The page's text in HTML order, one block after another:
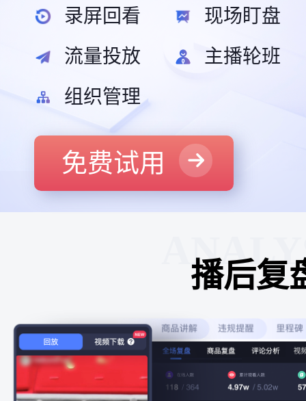
录屏回看
现场盯盘
流量投放
主播轮班
组织管理
免费试用
播后复